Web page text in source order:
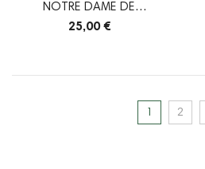
NOTRE DAME DE
PELLEVOISIN - AFFICHE A3
25,00 €
1 2